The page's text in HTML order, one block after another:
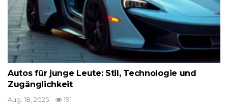
Autos für junge Leute: Stil, Technologie und
Zugänglichkeit
Aug. 18, 2025 191